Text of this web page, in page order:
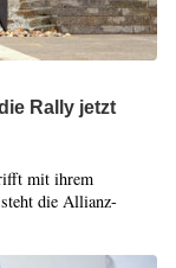
Rally jetzt
mit ihrem
die Allianz-